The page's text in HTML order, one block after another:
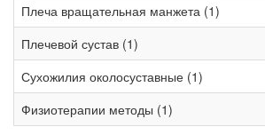
Плеча вращательная манжета (1)
Плечевой сустав (1)
Сухожилия околосуставные (1)
Физиотерапии методы (1)